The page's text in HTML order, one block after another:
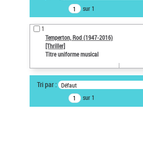
notices d’autorité
Œuvres liées à l'auteur :
Temperton, Rod (1947-2016)
Type de notice d'autorité
Type de notice d'autorité
sur 1
1
Temperton, Rod (1947-2016)
[Thriller]
Titre uniforme musical
Tri par : Défaut
sur 1